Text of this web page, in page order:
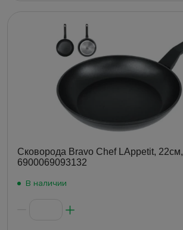
Сковорода Bravo Chef LAppetit, 22см,
6900069093132
В наличии